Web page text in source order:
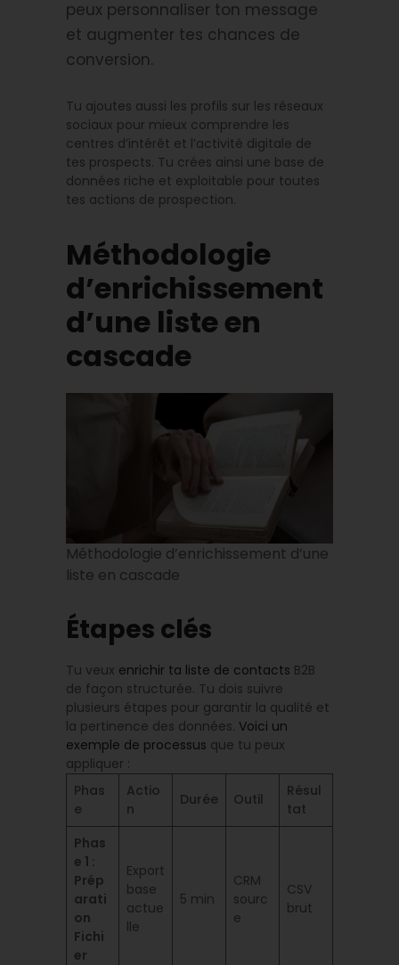
peux personnaliser ton message
et augmenter tes chances de
conversion.
Tu ajoutes aussi les profils sur les réseaux
sociaux pour mieux comprendre les
centres d’intérêt et l’activité digitale de
tes prospects. Tu crées ainsi une base de
données riche et exploitable pour toutes
tes actions de prospection.
Méthodologie
d’enrichissement
d’une liste en
cascade
Méthodologie d’enrichissement d’une
liste en cascade
Étapes clés
Tu veux enrichir ta liste de contacts B2B
de façon structurée. Tu dois suivre
plusieurs étapes pour garantir la qualité et
la pertinence des données. Voici un
exemple de processus que tu peux
appliquer :
Phas
e
Actio
n
Durée Outil
Résul
tat
Phas
e 1 :
Prép
arati
on
Fichi
er
Export
base
actue
lle
5 min
CRM
sourc
e
CSV
brut